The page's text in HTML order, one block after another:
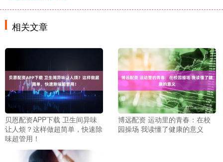
相关文章
贝恩配资APP下载 卫生间异味
让人烦？这样做超简单，快速除
味超管用！
博远配资 运动里的青春：在校
园操场 我读懂了健康的意义